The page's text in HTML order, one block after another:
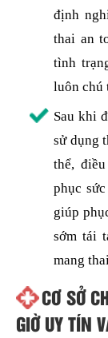
định
thai an
tình
luôn chú
Sau khi
sử dụng
thể,
phục
giúp
sớm tái
mang
CƠ SỞ
GIỜ UY TÍN